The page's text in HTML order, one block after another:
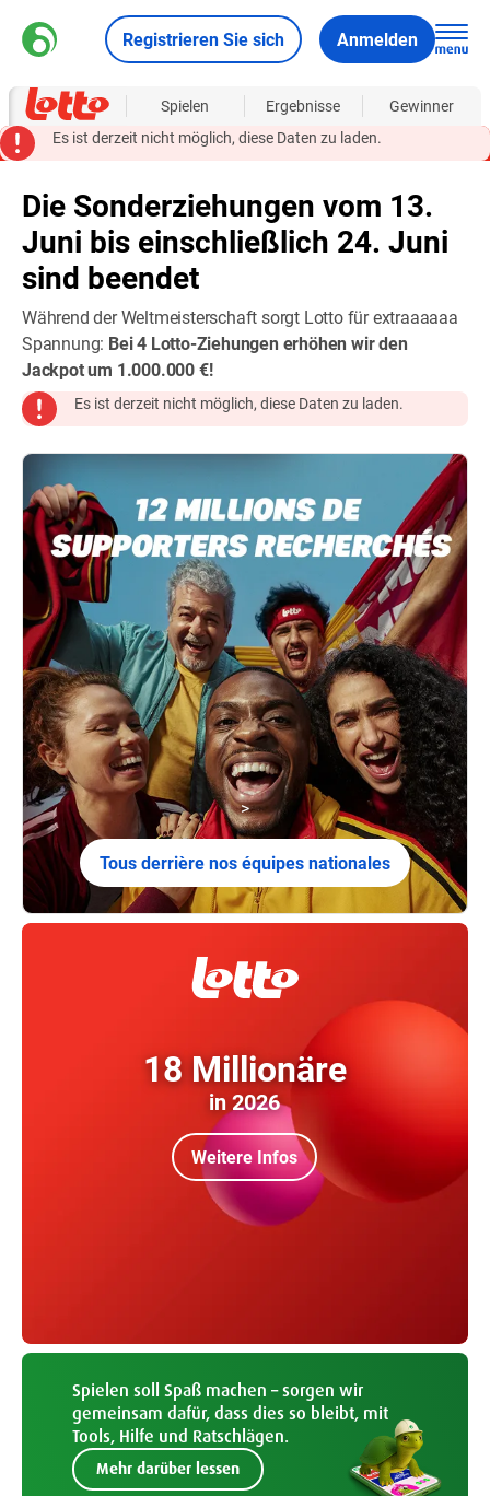
Registrieren Sie sich Anmelden
Über Spielen Ergebnisse
Gewinner
Es ist derzeit nicht möglich, diese Daten zu laden.
Die Sonderziehungen vom 13.
Juni bis einschließlich 24. Juni
sind beendet
Während der Weltmeisterschaft sorgt Lotto für extraaaaaa
Spannung: Bei 4 Lotto-Ziehungen erhöhen wir den
Jackpot um 1.000.000 €!
Es ist derzeit nicht möglich, diese Daten zu laden.
>
Tous derrière nos équipes nationales
18 Millionäre
in 2026
Weitere Infos